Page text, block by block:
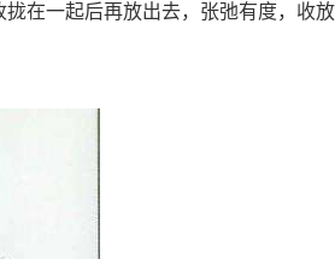
在一起后再放出去，张弛有度，收